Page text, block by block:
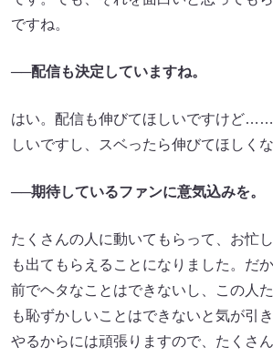
ですね。
──配信も決定していますね。
はい。配信も伸びてほしいですけど
しいですし、スベったら伸びてほしくな
──期待しているファンに意気込みを。
たくさんの人に動いてもらって、お忙
も出てもらえることになりました。だ
前でヘタなことはできないし、この人
も恥ずかしいことはできないと気が引
やるからには頑張りますので、たくさ